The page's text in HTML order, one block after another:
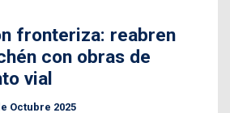
fronteriza: reabren
con obras de
vial
Octubre 2025